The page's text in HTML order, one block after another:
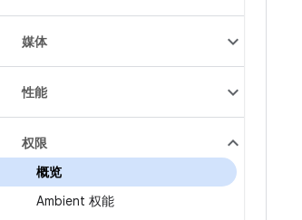
媒体
性能
权限
概览
Ambient 权能